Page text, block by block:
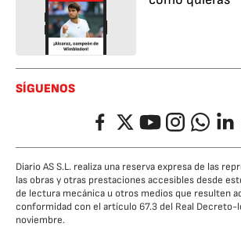
SÍGUENOS
FacebookTwitterYouTubeInstagramWhatsapp
Diario AS S.L. realiza una reserva expresa de las
las obras y otras prestaciones accesibles desde
de lectura mecánica u otros medios que resulten
conformidad con el artículo 67.3 del Real Decreto-
noviembre.